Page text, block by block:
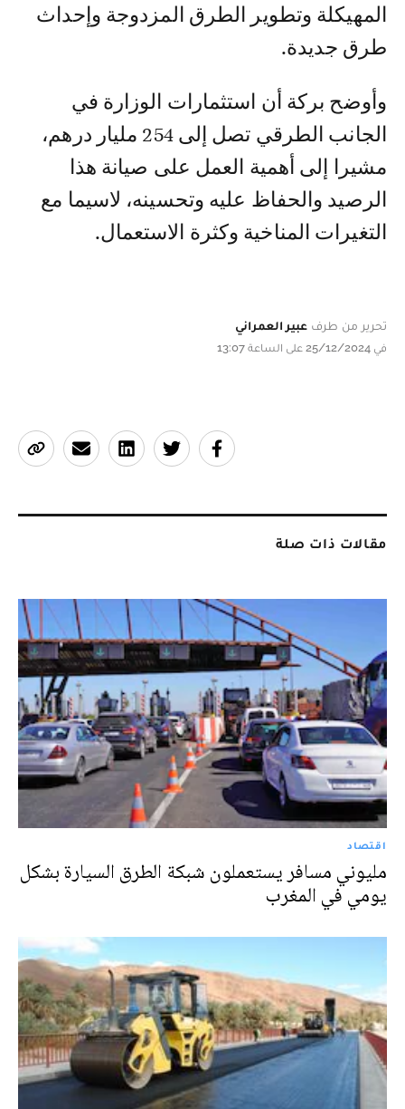
المهيكلة وتطوير الطرق المزدوجة وإحداث
طرق جديدة.
وأوضح بركة أن استثمارات الوزارة في
الجانب الطرقي تصل إلى 254 مليار درهم،
مشيرا إلى أهمية العمل على صيانة هذا
الرصيد والحفاظ عليه وتحسينه، لاسيما مع
التغيرات المناخية وكثرة الاستعمال.
تحرير من طرف عبير العمراني
في 25/12/2024 على الساعة 13:07
مقالات ذات صلة
اقتصاد
مليوني مسافر يستعملون شبكة الطرق السيارة بشكل
يومي في المغرب